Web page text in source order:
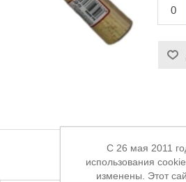
C 26 мая 2011
использования
изменены. Этот